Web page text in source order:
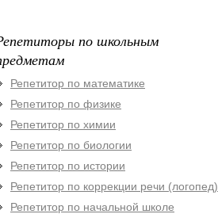
по школьным
Репетитор по математике
Репетитор по физике
Репетитор по химии
Репетитор по биологии
Репетитор по истории
Репетитор по коррекции речи (логопед)
Репетитор по начальной школе